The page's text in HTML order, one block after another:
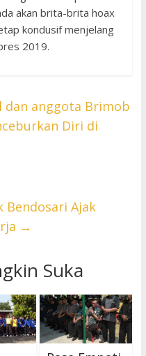
akan brita-brita hoax
kondusif menjelang
2019.
dan anggota Brimob
Diri di
Bendosari Ajak
→
Suka